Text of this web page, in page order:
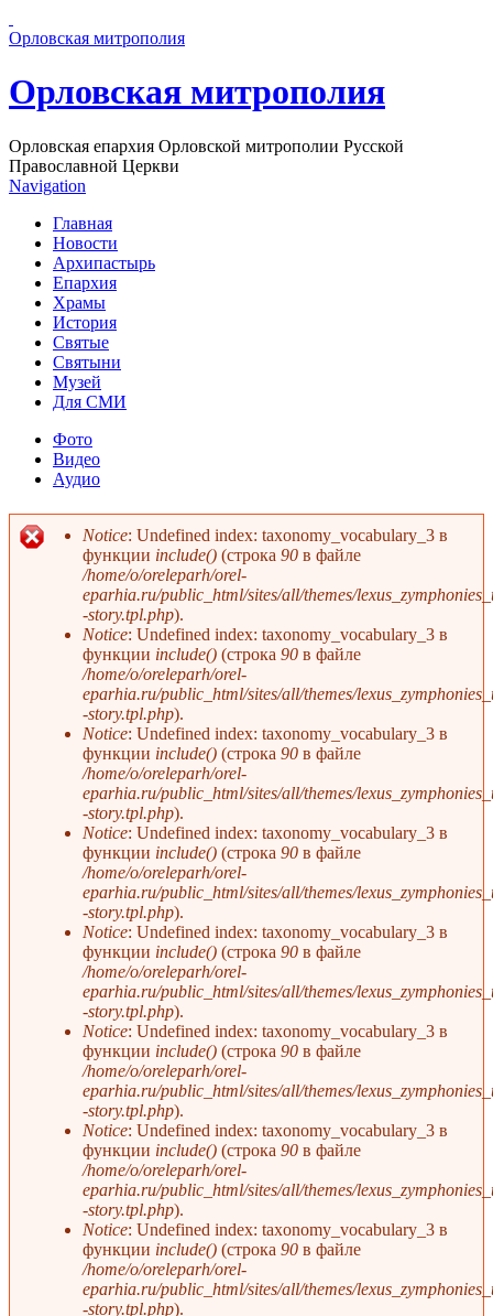
Орловская митрополия
Орловская митрополия
Орловская епархия Орловской митрополии Русской
Православной Церкви
Navigation
Главная
Новости
Архипастырь
Епархия
Храмы
История
Святые
Святыни
Музей
Для СМИ
Фото
Видео
Аудио
Сообщение об ошибке
Notice: Undefined index: taxonomy_vocabulary_3 в
функции include() (строка 90 в файле
/home/o/oreleparh/orel-
eparhia.ru/public_html/sites/all/themes/
-story.tpl.php).
Notice: Undefined index: taxonomy_vocabulary_3 в
функции include() (строка 90 в файле
/home/o/oreleparh/orel-
eparhia.ru/public_html/sites/all/themes/
-story.tpl.php).
Notice: Undefined index: taxonomy_vocabulary_3 в
функции include() (строка 90 в файле
/home/o/oreleparh/orel-
eparhia.ru/public_html/sites/all/themes/
-story.tpl.php).
Notice: Undefined index: taxonomy_vocabulary_3 в
функции include() (строка 90 в файле
/home/o/oreleparh/orel-
eparhia.ru/public_html/sites/all/themes/
-story.tpl.php).
Notice: Undefined index: taxonomy_vocabulary_3 в
функции include() (строка 90 в файле
/home/o/oreleparh/orel-
eparhia.ru/public_html/sites/all/themes/
-story.tpl.php).
Notice: Undefined index: taxonomy_vocabulary_3 в
функции include() (строка 90 в файле
/home/o/oreleparh/orel-
eparhia.ru/public_html/sites/all/themes/
-story.tpl.php).
Notice: Undefined index: taxonomy_vocabulary_3 в
функции include() (строка 90 в файле
/home/o/oreleparh/orel-
eparhia.ru/public_html/sites/all/themes/
-story.tpl.php).
Notice: Undefined index: taxonomy_vocabulary_3 в
функции include() (строка 90 в файле
/home/o/oreleparh/orel-
eparhia.ru/public_html/sites/all/themes/
-story.tpl.php).